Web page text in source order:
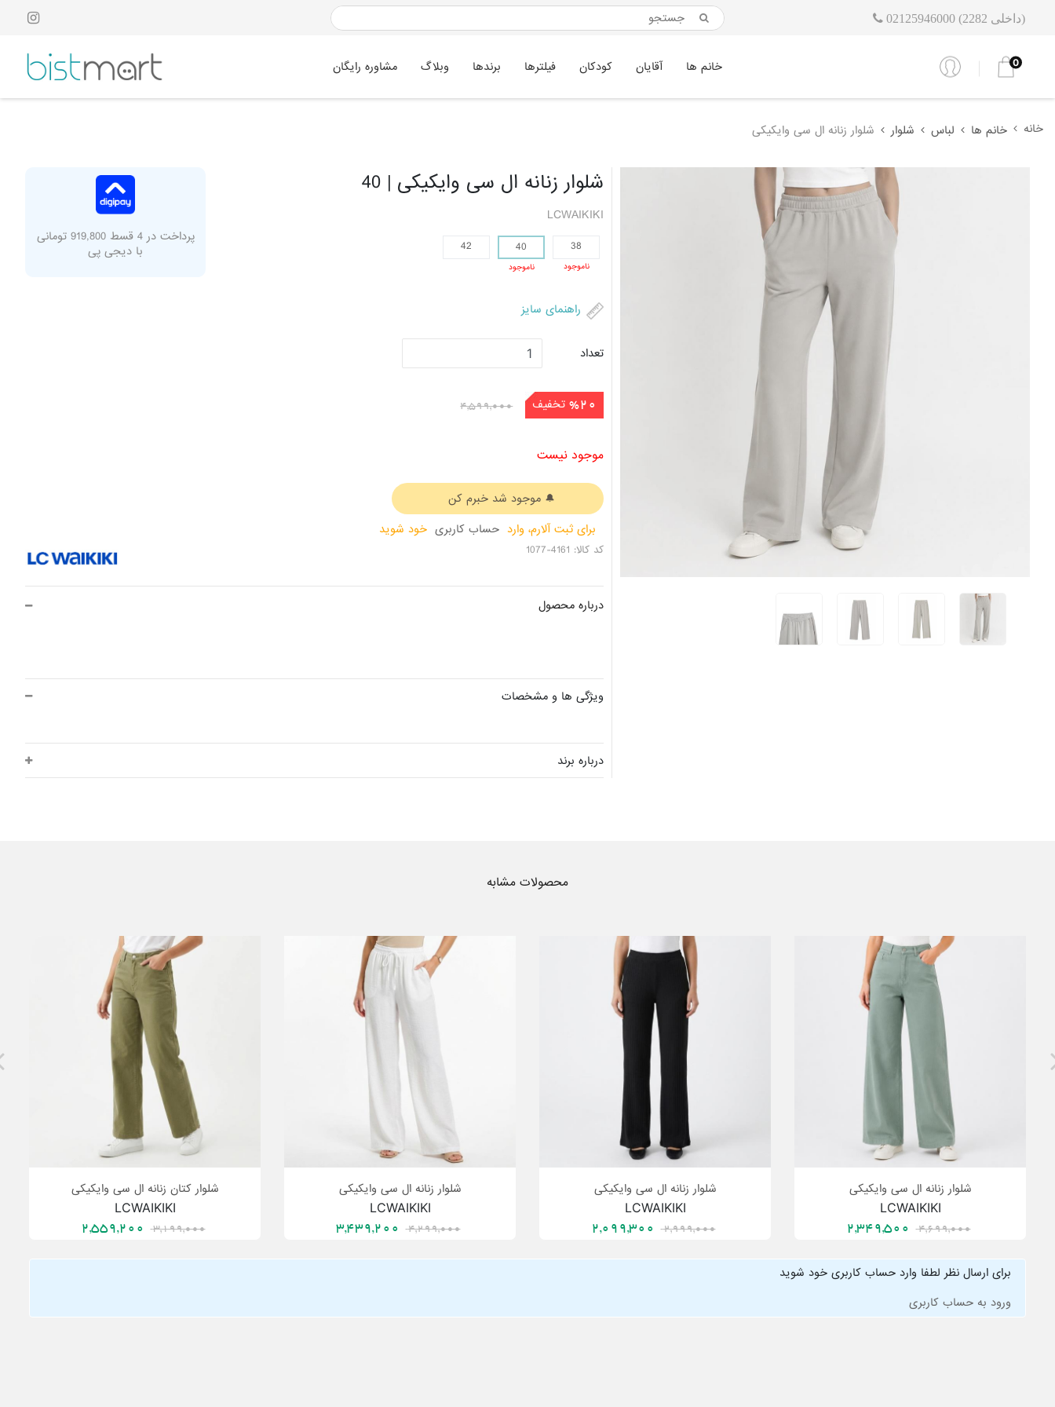
02125946000 (داخلی 2282)
خانم ها آقایان کودکان فیلترها برندها وبلاگ مشاوره رایگان 0
خانه خانم ها لباس شلوار شلوار زنانه ال سی وایکیکی
پرداخت در 4 قسط 919,800 تومانی
با دیجی پی
شلوار زنانه ال سی وایکیکی | 40
LCWAIKIKI
38
ناموجود
40
ناموجود
42
راهنمای سایز
تعداد
%20تخفیف 4,599,000
موجود نیست
برای ثبت آلارم، وارد حساب کاربری خود شوید
کد کالا: 4161-1077
درباره محصول
ویژگی ها و مشخصات
درباره برند
محصولات مشابه
شلوار کتان زنانه ال سی وایکیکی
LCWAIKIKI
3,199,000
2,559,200
شلوار زنانه ال سی وایکیکی
LCWAIKIKI
4,299,000
3,439,200
شلوار زنانه ال سی وایکیکی
LCWAIKIKI
2,999,000
2,099,300
شلوار زنانه ال سی وایکیکی
LCWAIKIKI
4,699,000
2,349,500
برای ارسال نظر لطفا وارد حساب کاربری خود شوید
ورود به حساب کاربری